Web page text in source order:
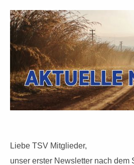
Liebe TSV Mitglieder,
unser erster Newsletter nach